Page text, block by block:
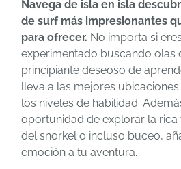
Navega de isla en isla
de surf más impresionantes
para ofrecer. No importa si
experimentado buscando olas
principiante deseoso de
lleva a las mejores
los niveles de habilidad.
oportunidad de explorar la rica
del snorkel o incluso buceo,
emoción a tu aventura.